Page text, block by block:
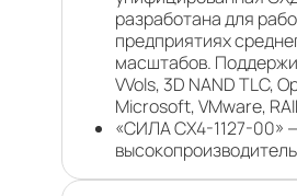
разработана для
предприятиях
масштабов.
VVols, 3D NAND TLC,
Microsoft, VMware,
«СИЛА CX4-1127-00»